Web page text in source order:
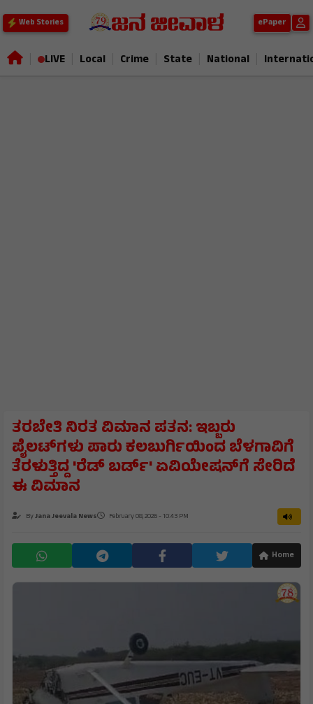
Web Stories ePaper
LIVE Local Crime State National
ತರಬೇತಿ ನಿರತ ವಿಮಾನ ಪತನ: ಇಬ್ಬರು
ಪೈಲಟ್‌ಗಳು ಪಾರು ಕಲಬುರ್ಗಿಯಿಂದ ಬೆಳಗಾವಿಗೆ
ತೆರಳುತ್ತಿದ್ದ 'ರೆಡ್ ಬರ್ಡ್‌' ಏವಿಯೇಷನ್‌ಗೆ ಸೇರಿದೆ
ಈ ವಿಮಾನ
ByJana Jeevala News February 08, 2026 - 10:43 PM
Home